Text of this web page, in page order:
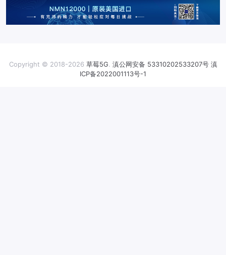
Copyright © 2018-2026 草莓5G. 滇公网安备 53310202533207号 滇
ICP备2022001113号-1